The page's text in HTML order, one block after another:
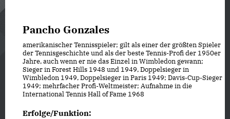
Pancho Gonzales
amerikanischer Tennisspieler; gilt als einer der größten Spieler
der Tennisgeschichte und als der beste Tennis-Profi der 1950er
Jahre, auch wenn er nie das Einzel in Wimbledon gewann;
Sieger in Forest Hills 1948 und 1949, Doppelsieger in
Wimbledon 1949, Doppelsieger in Paris 1949; Davis-Cup-Sieger
1949; mehrfacher Profi-Weltmeister; Aufnahme in die
International Tennis Hall of Fame 1968
Erfolge/Funktion: